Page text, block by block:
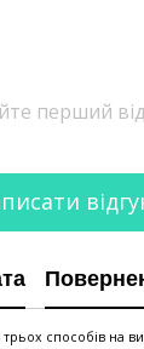
перший
способів на